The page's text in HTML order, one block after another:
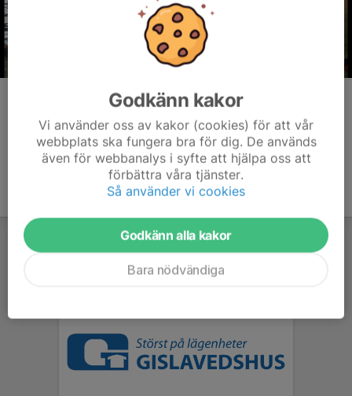
Godkänn kakor
Vi använder oss av kakor (cookies) för att vår
webbplats ska fungera bra för dig. De används
även för webbanalys i syfte att hjälpa oss att
förbättra våra tjänster.
Så använder vi cookies
Godkänn alla kakor
Bara nödvändiga